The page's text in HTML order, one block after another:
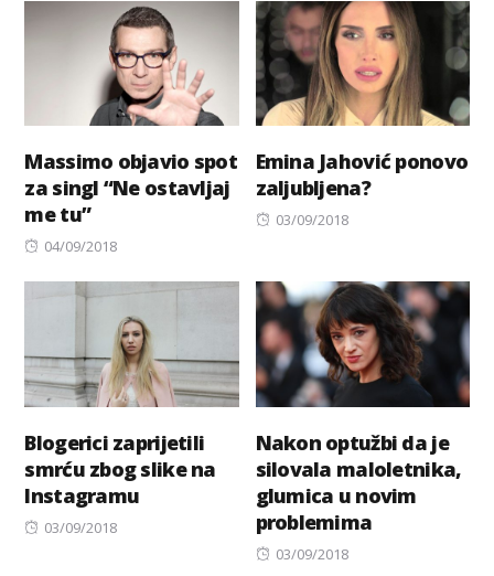
Massimo objavio spot
za singl “Ne ostavljaj
me tu”
Posted
04/09/2018
Emina Jahović ponovo
zaljubljena?
Posted
03/09/2018
Blogerici zaprijetili
smrću zbog slike na
Instagramu
Posted
03/09/2018
Nakon optužbi da je
silovala maloletnika,
glumica u novim
problemima
Posted
03/09/2018